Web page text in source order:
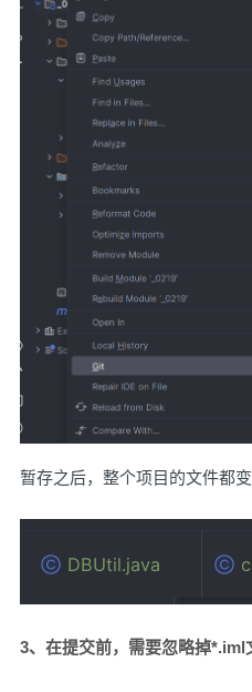
暂存之后，整个项目的文件都变
3、在提交前，需要忽略掉*.iml